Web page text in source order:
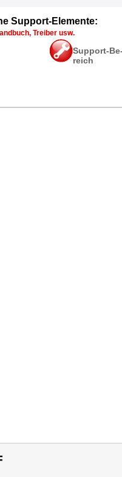
Sup­port-Ele­men­te:
Trei­ber usw.
Sup­port-Be­
reich